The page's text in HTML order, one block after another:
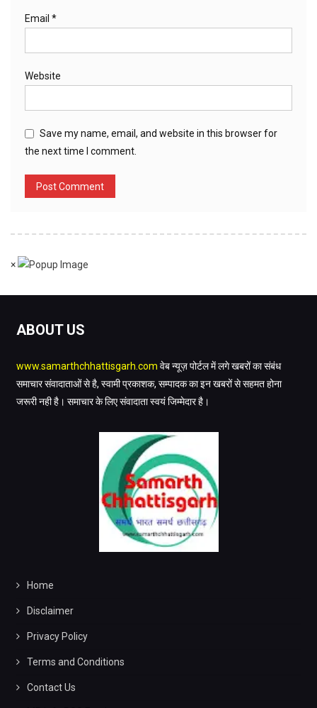
Email *
Website
Save my name, email, and website in this browser for
the next time I comment.
×
ABOUT US
www.samarthchhattisgarh.com वेब न्यूज़ पोर्टल में लगे खबरों का संबंध
समाचार संवादाताओं से है, स्वामी प्रकाशक, सम्पादक का इन खबरों से सहमत होना
जरूरी नही है। समाचार के लिए संवादाता स्वयं जिम्मेदार है।
Home
Disclaimer
Privacy Policy
Terms and Conditions
Contact Us